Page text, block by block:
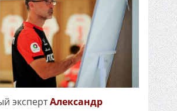
экспертАлександр